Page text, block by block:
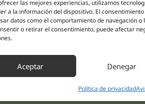
las mejores experiencias, utilizamos
a la información del dispositivo. El
datos como el comportamiento de navegación
o retirar el consentimiento, puede afectar
Aceptar Denegar
Política de privacidad
Tienda online
Clínicas
Opiniones
Contáctanos